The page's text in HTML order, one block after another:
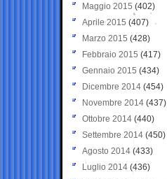
Maggio 2015 (402)
Aprile 2015 (407)
Marzo 2015 (428)
Febbraio 2015 (417)
Gennaio 2015 (434)
Dicembre 2014 (454)
Novembre 2014 (437)
Ottobre 2014 (440)
Settembre 2014 (450)
Agosto 2014 (433)
Luglio 2014 (436)